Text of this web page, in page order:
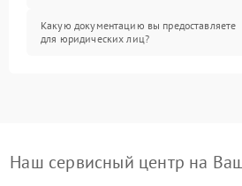
Какую документацию вы предоставляете
для юридических лиц?
Наш сервисный центр на